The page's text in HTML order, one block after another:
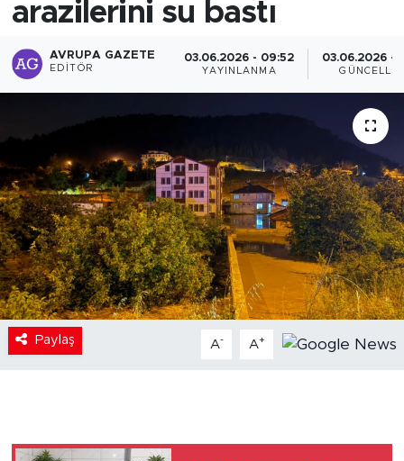
arazilerini su bastı
AVRUPA GAZETE
EDITÖR
03.06.2026 - 09:52
YAYINLANMA
03.06.2026 -
Paylaş A- A+